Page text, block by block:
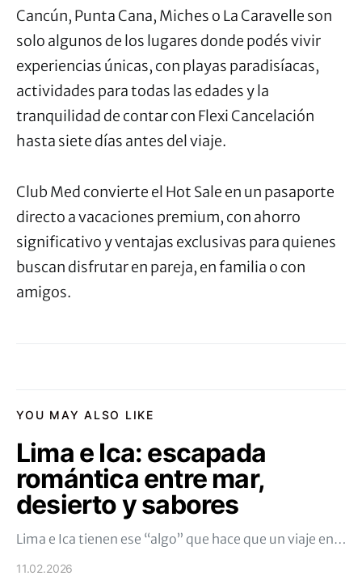
Cancún, Punta Cana, Miches o La Caravelle son
solo algunos de los lugares donde podés vivir
experiencias únicas, con playas paradisíacas,
actividades para todas las edades y la
tranquilidad de contar con Flexi Cancelación
hasta siete días antes del viaje.
Club Med convierte el Hot Sale en un pasaporte
directo a vacaciones premium, con ahorro
significativo y ventajas exclusivas para quienes
buscan disfrutar en pareja, en familia o con
amigos.
YOU MAY ALSO LIKE
Lima e Ica: escapada
romántica entre mar,
desierto y sabores
Lima e Ica tienen ese “algo” que hace que un viaje en…
11.02.2026